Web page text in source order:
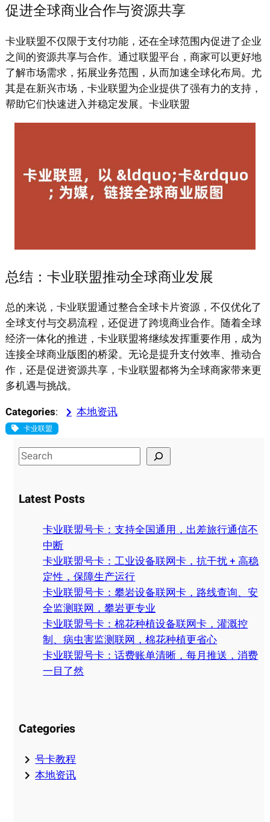
促进全球商业合作与资源共享
卡业联盟不仅限于支付功能，还在全球范围内促进了企业
之间的资源共享与合作。通过联盟平台，商家可以更好地
了解市场需求，拓展业务范围，从而加速全球化布局。尤
其是在新兴市场，卡业联盟为企业提供了强有力的支持，
帮助它们快速进入并稳定发展。卡业联盟
总结：卡业联盟推动全球商业发展
总的来说，卡业联盟通过整合全球卡片资源，不仅优化了
全球支付与交易流程，还促进了跨境商业合作。随着全球
经济一体化的推进，卡业联盟将继续发挥重要作用，成为
连接全球商业版图的桥梁。无论是提升支付效率、推动合
作，还是促进资源共享，卡业联盟都将为全球商家带来更
多机遇与挑战。
Categories: 本地资讯
卡业联盟
S
e
r
Latest Posts
卡业联盟号卡：支持全国通用，出差旅行通信不
中断
卡业联盟号卡：工业设备联网卡，抗干扰 + 高稳
定性，保障生产运行
卡业联盟号卡：攀岩设备联网卡，路线查询、安
全监测联网，攀岩更专业
卡业联盟号卡：棉花种植设备联网卡，灌溉控
制、病虫害监测联网，棉花种植更省心
卡业联盟号卡：话费账单清晰，每月推送，消费
一目了然
Categories
号卡教程
本地资讯